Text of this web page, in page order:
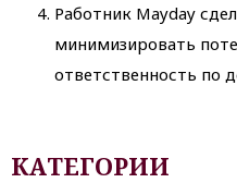
КАТЕГОРИИ
Работник Mayday
минимизировать
ответственность по